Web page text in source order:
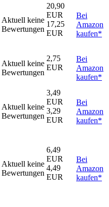
Aktuell keine
Bewertungen
20,90
EUR
17,25
EUR
Bei
Amazon
kaufen*
Aktuell keine
Bewertungen
2,75
EUR
Bei
Amazon
kaufen*
Aktuell keine
Bewertungen
3,49
EUR
3,29
EUR
Bei
Amazon
kaufen*
Aktuell keine
Bewertungen
6,49
EUR
4,49
EUR
Bei
Amazon
kaufen*